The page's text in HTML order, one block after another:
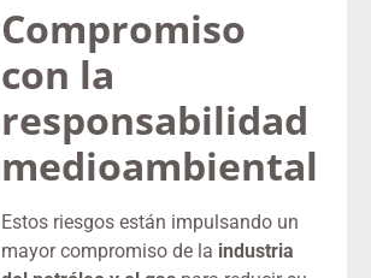
Compromiso
con la
responsabilidad
medioambiental
Estos riesgos están impulsando un
mayor compromiso de la industria